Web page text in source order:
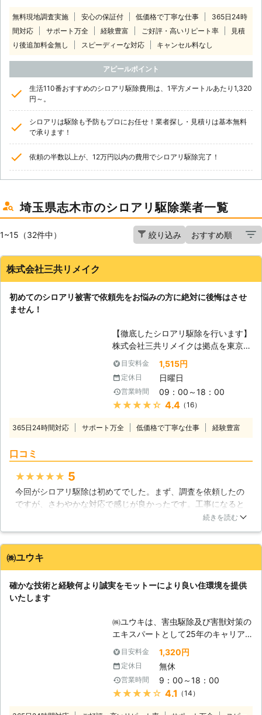
無料現地調査実施 安心の保証付 低価格で丁寧な仕事
365日24時
間対応
サポート万全 経験豊富 ご好評・高いリピート率
見積
り後追加料金無し
スピーディーな対応 キャンセル料なし
アピールポイント
生活110番おすすめのシロアリ駆除費用は、1平方メートルあたり1,320
円～。
シロアリは駆除も予防もプロにお任せ！業者探し・見積りは基本無料
で承ります！
依頼の半数以上が、12万円以内の費用でシロアリ駆除完了！
埼玉県志木市のシロアリ駆除業者一覧
1~15（32件中） 絞り込み
株式会社三共リメイク
初めてのシロアリ被害で依頼先をお悩みの方に絶対に後悔はさせ
ません！
【徹底したシロアリ駆除を行います】
株式会社三共リメイクは拠点を東京や
千葉、茨城におき、東京都を中心に関
東一円のシロアリ駆除のプロフェッシ
ョナルとして活動しています。ターマ
イトコントロール業務を遂行するに当
たり、ヤマトシロアリやイエシロア
態や生態を熟知した日本シロアリ対策
て調査を行います。分かりやすく丁寧
な言葉遣いと説明を心がけています。
【弊社ならではのサービス】 一般的
な木造の在来工法を始め、2×4・パネ
ル構法・ログハウス・鉄骨造・鉄筋コ
ます。床下などの普段目に見えない環
境で、どのような被害状況でどんな原
し、分かりやすくご説明致しますが、
不安な点がありましたら、お気軽にご
相談下さい。保証期間5年の保証書も
しっかり発行し、保証期間中は定期的
に点検にお伺いしてシロアリの再発が
無いかチェックし、管理させていただ
きますのでご安心下さい。シロアリ予
目安料金 1,515円
定休日 日曜日
営業時間 09：00～18：00
★★★★★ 4.4（16）
365日24時間対応 サポート万全 低価格で丁寧な仕事 経験豊富
口コミ
★★★★★ 5
今回がシロアリ駆除は初めてでした。まず、調査を依頼したの
ですが、さわやかな対応で感じが良かったです。工事になると
聞いた時は驚きましたが、丁寧な説明で、納得できました。定
りました。ありがとうございます。
東京都 葛飾区 2016年12月27日
続きを読む
㈱ユウキ
確かな技術と経験何より誠実をモットーにより良い住環境を提供
いたします
㈱ユウキは、害虫駆除及び害獣対策の
エキスパートとして25年のキャリア
に基づいて大切なお家の環境維持に努
めてまいります。年中無休と迅速な対
応を常として、お客様の信頼にこたえ
てまいります。まずはお気軽にご相談
からでも結構ですのでご連絡くださ
目安料金 1,320円
定休日 無休
営業時間 9：00～18：00
★★★★★ 4.1 （14）